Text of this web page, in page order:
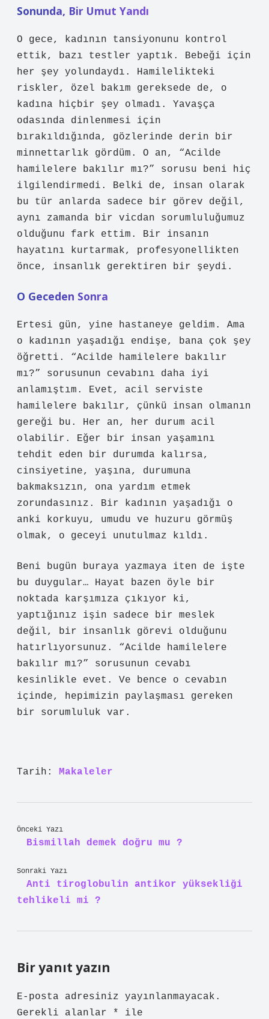
Sonunda, Bir Umut Yandı
O gece, kadının tansiyonunu kontrol
ettik, bazı testler yaptık. Bebeği için
her şey yolundaydı. Hamilelikteki
riskler, özel bakım gereksede de, o
kadına hiçbir şey olmadı. Yavaşça
odasında dinlenmesi için
bırakıldığında, gözlerinde derin bir
minnettarlık gördüm. O an, “Acilde
hamilelere bakılır mı?” sorusu beni hiç
ilgilendirmedi. Belki de, insan olarak
bu tür anlarda sadece bir görev değil,
aynı zamanda bir vicdan sorumluluğumuz
olduğunu fark ettim. Bir insanın
hayatını kurtarmak, profesyonellikten
önce, insanlık gerektiren bir şeydi.
O Geceden Sonra
Ertesi gün, yine hastaneye geldim. Ama
o kadının yaşadığı endişe, bana çok şey
öğretti. “Acilde hamilelere bakılır
mı?” sorusunun cevabını daha iyi
anlamıştım. Evet, acil serviste
hamilelere bakılır, çünkü insan olmanın
gereği bu. Her an, her durum acil
olabilir. Eğer bir insan yaşamını
tehdit eden bir durumda kalırsa,
cinsiyetine, yaşına, durumuna
bakmaksızın, ona yardım etmek
zorundasınız. Bir kadının yaşadığı o
anki korkuyu, umudu ve huzuru görmüş
olmak, o geceyi unutulmaz kıldı.
Beni bugün buraya yazmaya iten de işte
bu duygular… Hayat bazen öyle bir
noktada karşımıza çıkıyor ki,
yaptığınız işin sadece bir meslek
değil, bir insanlık görevi olduğunu
hatırlıyorsunuz. “Acilde hamilelere
bakılır mı?” sorusunun cevabı
kesinlikle evet. Ve bence o cevabın
içinde, hepimizin paylaşması gereken
bir sorumluluk var.
Tarih: Makaleler
Önceki Yazı
Bismillah demek doğru mu ?
Sonraki Yazı
Anti tiroglobulin antikor yüksekliği
tehlikeli mi ?
Bir yanıt yazın
E-posta adresiniz yayınlanmayacak.
Gerekli alanlar
*
ile